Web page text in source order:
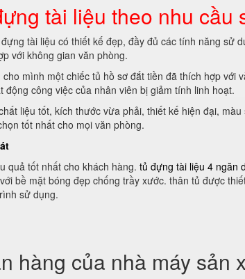
tài liệu theo nhu cầu
tài liệu có thiết kế đẹp, đầy đủ các tính năng sử
với không gian văn phòng.
mình một chiếc tủ hồ sơ đắt tiền đã thích hợp với
động công việc của nhân viên bị giảm tính linh hoạt.
liệu tốt, kích thước vừa phải, thiết kế hiện đại,
tốt nhất cho mọi văn phòng.
quả tốt nhất cho khách hàng. tủ đựng tài liệu 4 ngăn
bề mặt bóng đẹp chống trầy xước. thân tủ được
sử dụng.
hàng của nhà máy sản